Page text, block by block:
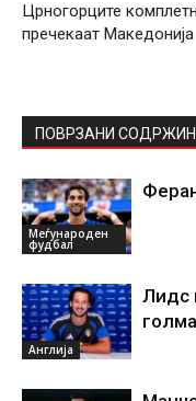
Црногорците
пречекаат Македонија
ПОВРЗАНИ
Меѓународен
фудбал
Англија
Лидс